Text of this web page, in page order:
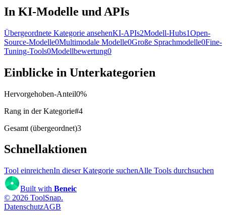
In KI-Modelle und APIs
Übergeordnete Kategorie ansehenKI-APIs2Modell-Hubs1Open-
Source-Modelle0Multimodale Modelle0Große Sprachmodelle0Fine-
Tuning-Tools0Modellbewertung0
Einblicke in Unterkategorien
Hervorgehoben-Anteil0%
Rang in der Kategorie#4
Gesamt (übergeordnet)3
Schnellaktionen
Tool einreichenIn dieser Kategorie suchenAlle Tools durchsuchen
Built with Beneic
© 2026 ToolSnap.
DatenschutzAGB